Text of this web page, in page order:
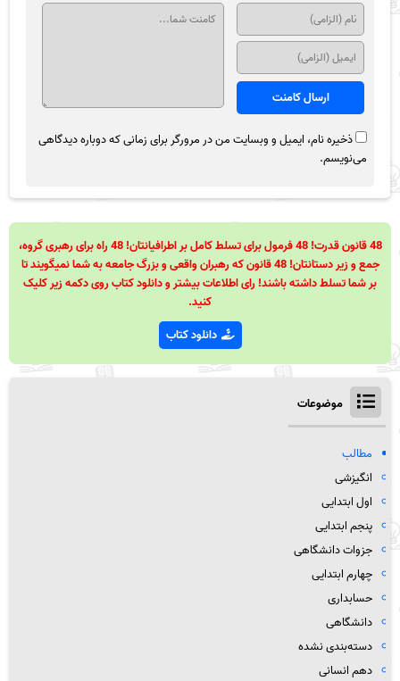
ذخیره نام، ایمیل و وبسایت من در مرورگر برای زمانی که دوباره دیدگاهی
می‌نویسم.
48 قانون قدرت! 48 فرمول برای تسلط کامل بر اطرافیانتان! 48 راه برای رهبری گروه،
جمع و زیر دستانتان! 48 قانون که رهبران واقعی و بزرگ جامعه به شما نمیگویند تا
بر شما تسلط داشته باشند! رای اطلاعات بیشتر و دانلود کتاب روی دکمه زیر کلیک
کنید.
دانلود کتاب
موضوعات
مطالب
انگیزشی
اول ابتدایی
پنجم ابتدایی
جزوات دانشگاهی
چهارم ابتدایی
حسابداری
دانشگاهی
دسته‌بندی نشده
دهم انسانی